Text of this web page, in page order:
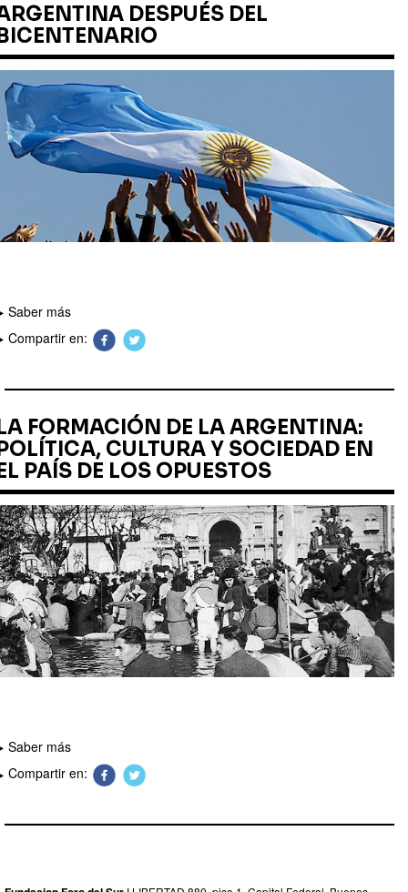
DESPUÉS DEL
Saber más
Compartir en:
FORMACIÓN DE LA ARGENTINA:
CULTURA Y SOCIEDAD EN
PAÍS DE LOS OPUESTOS
Saber más
Compartir en: